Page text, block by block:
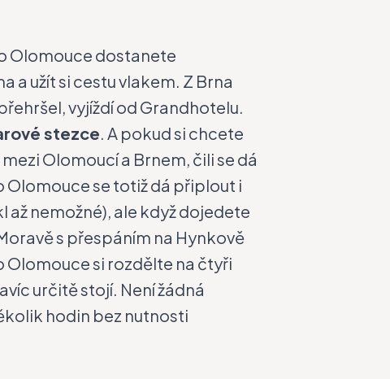
Olomouce dostanete
užít si cestu vlakem. Z Brna
vyjíždí od Grandhotelu.
stezce. A pokud si chcete
Olomoucí a Brnem, čili se dá
Olomouce se totiž dá připlout i
až nemožné), ale když dojedete
s přespáním na Hynkově
Olomouce si rozdělte na čtyři
určitě stojí. Není žádná
hodin bez nutnosti